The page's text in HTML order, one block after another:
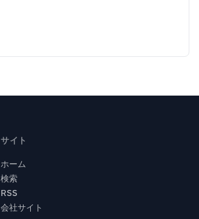
サイト
ホーム
検索
RSS
会社サイト